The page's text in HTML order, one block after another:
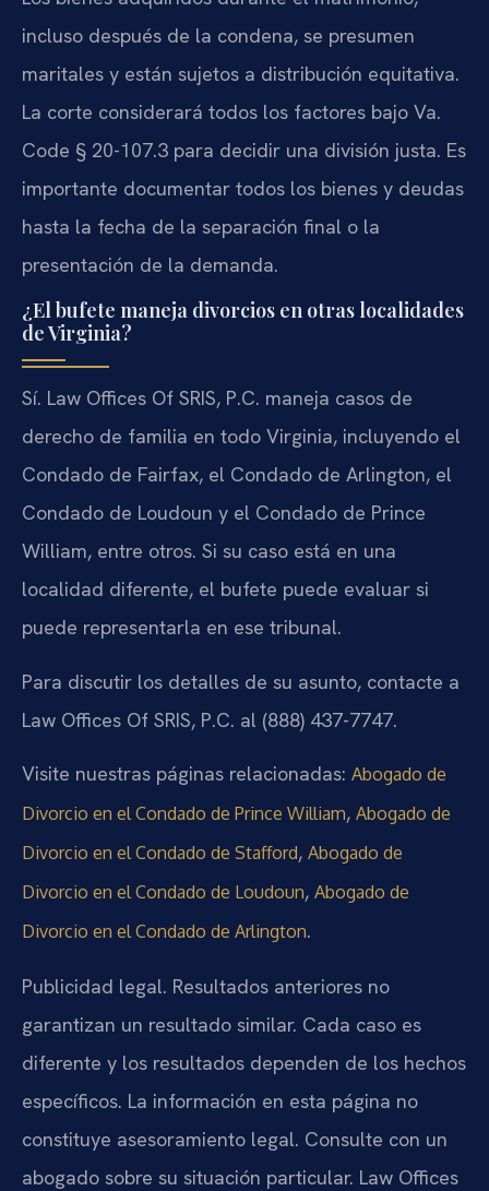
incluso después de la condena, se presumen
maritales y están sujetos a distribución equitativa.
La corte considerará todos los factores bajo Va.
Code § 20-107.3 para decidir una división justa. Es
importante documentar todos los bienes y deudas
hasta la fecha de la separación final o la
presentación de la demanda.
¿El bufete maneja divorcios en otras localidades
de Virginia?
Sí. Law Offices Of SRIS, P.C. maneja casos de
derecho de familia en todo Virginia, incluyendo el
Condado de Fairfax, el Condado de Arlington, el
Condado de Loudoun y el Condado de Prince
William, entre otros. Si su caso está en una
localidad diferente, el bufete puede evaluar si
puede representarla en ese tribunal.
Para discutir los detalles de su asunto, contacte a
Law Offices Of SRIS, P.C. al (888) 437-7747.
Visite nuestras páginas relacionadas: Abogado de
Divorcio en el Condado de Prince William, Abogado de
Divorcio en el Condado de Stafford, Abogado de
Divorcio en el Condado de Loudoun, Abogado de
Divorcio en el Condado de Arlington.
Publicidad legal. Resultados anteriores no
garantizan un resultado similar. Cada caso es
diferente y los resultados dependen de los hechos
específicos. La información en esta página no
constituye asesoramiento legal. Consulte con un
abogado sobre su situación particular. Law Offices